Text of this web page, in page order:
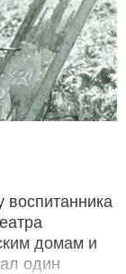
домам и
один